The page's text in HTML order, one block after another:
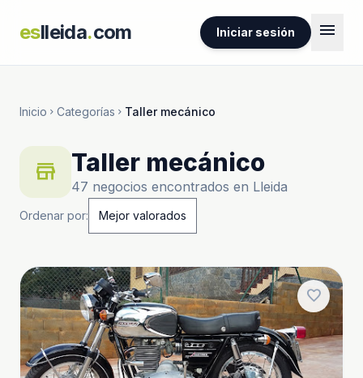
eslleida.com Iniciar sesión menu
Inicio chevron_right Categorías chevron_right Taller mecánico
store Taller mecánico
47 negocios encontrados en Lleida
Ordenar por:
favorite